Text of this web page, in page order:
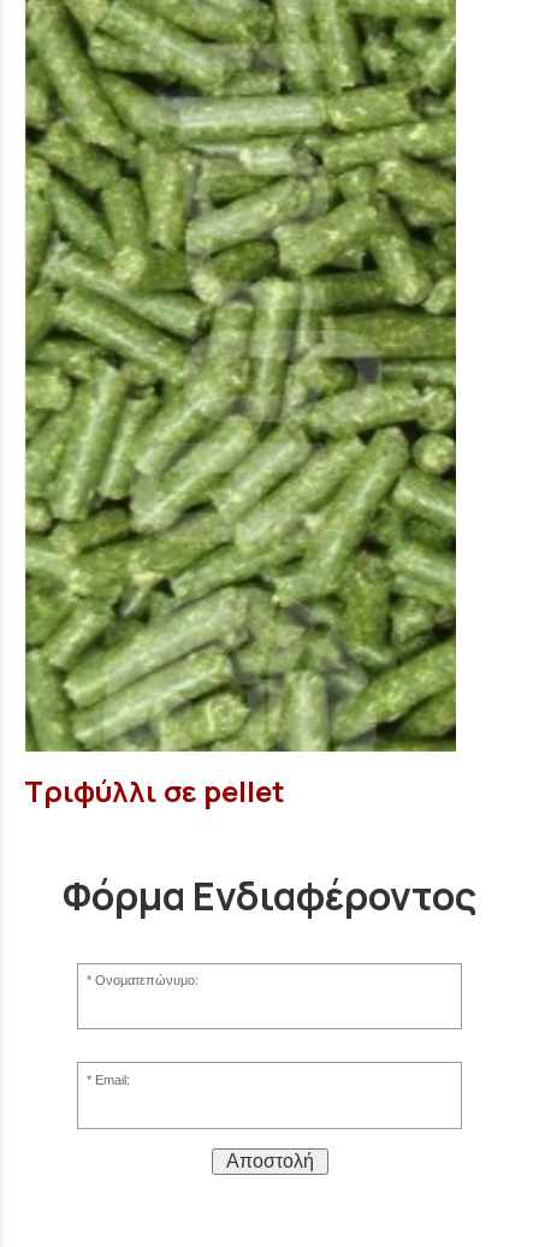
Τριφύλλι σε pellet
Φόρμα Ενδιαφέροντος
Ονοματεπώνυμο:
Email:
Αποστολή